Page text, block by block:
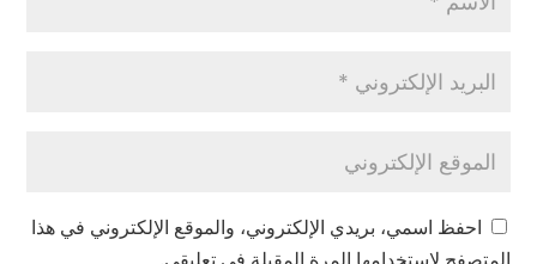
احفظ اسمي، بريدي الإلكتروني، والموقع الإلكتروني في هذا